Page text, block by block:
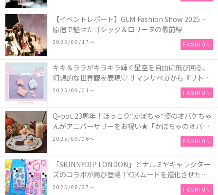
【イベントレポート】GLM Fashion Show 2025 –
原宿で魅せたゴシック＆ロリータの最前線
2025/09/17〜 FASHION
キキ＆ララがキラキラ輝く星空を自由に飛び回る、
幻想的な世界観を表現♡ サマンサベガから『リトル
ツインスターズ』50周年アニバーサリーイヤー』を
2025/09/01〜 FASHION
Q-pot.23周年！ほっこり“かぼちゃ“姿のオバケちゃ
んがアニバーサリーをお祝い★「かぼちゃのオバケ
ーキアクセサリー」が新発売！Q-pot CAFE.では
「かぼちゃのオバケーキプレート」も登場
2025/09/06〜 FASHION
「SKINNYDIP LONDON」とナルミヤキャラクター
ズのコラボが再び登場！Y2Kムードを進化させた新
作コレクションを発売♪
2025/08/27〜 FASHION